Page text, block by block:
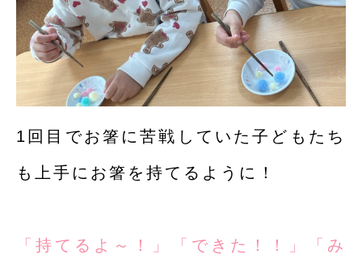
1回目でお箸に苦戦していた子どもたち
も上手にお箸を持てるように！
「持てるよ～！」「できた！！」「み